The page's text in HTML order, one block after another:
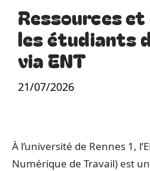
Ressources
les étudiants
via ENT
21/07/2026
À l’université de Rennes 1,
Numérique de Travail) est